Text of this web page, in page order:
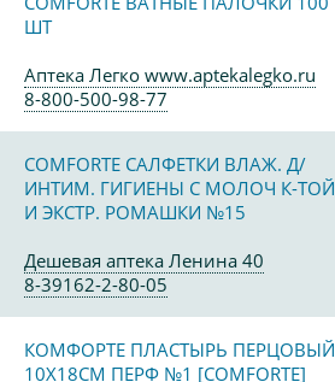
ШТ
Аптека Легко www.aptekalegko.ru
8-800-500-98-77
COMFORTE САЛФЕТКИ ВЛАЖ. Д/
ИНТИМ. ГИГИЕНЫ С МОЛОЧ К-ТОЙ
И ЭКСТР. РОМАШКИ №15
Дешевая аптека Ленина 40
8-39162-2-80-05
КОМФОРТЕ ПЛАСТЫРЬ ПЕРЦОВЫЙ
10Х18СМ ПЕРФ №1 [COMFORTE]